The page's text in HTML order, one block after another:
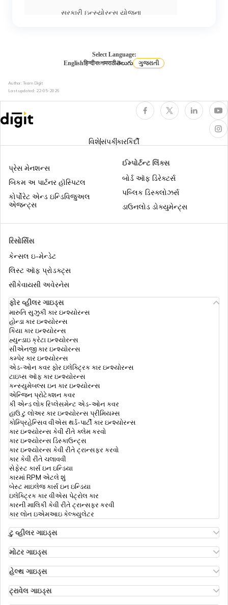
સરકારી ઇન્સ્યોરન્સ યોજના
ધુમ્રપાન કરનારાઓ માટે હેલ્થ ઈન્શ્યુરન્સ
હેલ્થ ઇન્શ્યુરન્સ
સિનિયર સિટિઝન માટે સુપર ટોપ-અપ હેલ્થ
ઈન્સ્યોરન્સ
મેડિક્લેઈમ vs હેલ્થ ઇન્શ્યુરન્સ
કોમ્પ્રીહેન્સીવ હેલ્થ ઈન્શ્યુરન્સ
યોગ્ય સમ ઈન્સુરેડ કેવી રીતે પસંદ કરવી
હેલ્થ ઇન્સ્યોરન્સ પ્રીમિયમ કેલ્ક્યુલેટર
ઇનપેશન્ટ vs આઉટપેશન્ટ
રેટોરિમેન્ટ લોકો માટે હેલ્થ ઇન્સ્યોરન્સના
લોન્ગ ટર્મ હેલ્થ ઈન્શ્યુરન્સ
હેલ્થ ઈન્સ્યુરન્સમાં પ્રી અને પોસ્ટ
હોસ્પિટલાઈઝેશન
ડેન્ટલ હેલ્થ ઇન્સ્યોરન્સ
Select Language:
Englishहिन्दीবাংলাमराठीతెలుగు ગુજરાતી
Author: Team Digit
Last updated: 22-05-2026
વિશેસંપર્કકારકિર્દી
રિસોર્સિસ
કેન્સલ ઇ-મેન્ડેટ
લિસ્ટ ઑફ પ્રોડક્ટ્સ
સીકેવાયસી અવેરનેસ
પ્રેસ મેનશન્સ
બિકમ અ પાર્ટનર હૉસ્પિટલ
કોર્પોરેટ એન્ડ ઇન્ડિવિજુઅલ
એજન્ટ્સ
ઈમ્પોર્ટન્ટ લિંક્સ
બોર્ડ ઑફ ડિરેક્ટર્સ
પબ્લિક ડિસ્ક્લોઝર્સ
ડાઉનલોડ ડોક્યુમેન્ટ્સ
ફોર વ્હીલર ગાઇડ્સ
મારુતિ સુઝુકી કાર ઇન્શ્યોરન્સ
હોન્ડા કાર ઇન્શ્યોરન્સ
કિયા કાર ઇન્શ્યોરન્સ
હ્યુન્ડાઇ ક્રેટા ઇન્શ્યોરન્સ
સીએનજી કાર ઇન્શ્યોરન્સ
કમ્પેર કાર ઇન્શ્યોરન્સ
એડ-ઓન કવર ફોર ઇલેક્ટ્રિક કાર ઇન્શ્યોરન્સ
ટાઇપ્સ ઑફ કાર ઇન્શ્યોરન્સ
કન્સ્યુમેબલ્સ ઇન કાર ઇન્શ્યોરન્સ
એન્જિન પ્રોટેક્શન કવર
કી એન્ડ લોક રિપ્લેસમેન્ટ એડ-ઓન કવર
હાઉ ટુ લોઅર કાર ઇન્શ્યોરન્સ પ્રીમિયમ્સ
કોમ્પ્રિહેન્સિવ વીએસ થર્ડ-પાર્ટી કાર ઇન્શ્યોરન્સ
કાર ઇન્શ્યોરન્સ કેવી રીતે ક્લેમ કરવો
કાર ઇન્શ્યોરન્સ ડિસ્કાઉન્ટ્સ
કાર ઇન્શ્યોરન્સ કેવી રીતે ટ્રાન્સફર કરવો
કાર કેવી રીતે ચલાવવી
સેફેસ્ટ કાર્સ ઇન ઇન્ડિયા
કારમાં RPM એટલે શું
બેસ્ટ માઇલેજ કાર્સ ઇન ઇન્ડિયા
ઇલેક્ટ્રિક કાર વીએસ પેટ્રોલ કાર
કારની માલિકી કેવી રીતે ટ્રાન્સફર કરવી
કાર લોન ઇએમઆઇ કેલ્ક્યુલેટર
ટુ વ્હીલર ગાઇડ્સ
એથર એનર્જી બાઇક ઇન્શ્યોરન્સ
હીરો એચએફ ડિલક્સ ઇન્શ્યોરન્સ
રોયલ એનફિલ્ડ ક્લાસિક ઇન્શ્યોરન્સ
હોન્ડા બાઇક ઇન્શ્યોરન્સ
બાઇક ઇન્શ્યોરન્સ રિન્યુઅલ
મોટર ગાઇડ્સ
ટાઇપ્સ ઑફ મોટર ઇન્શ્યોરન્સ
રોડસાઇડ અસિસ્ટન્સ કવર
પી.એ. કવર ઇન મોટર ઇન્શ્યોરન્સ
હેલ્થ ગાઇડ્સ
હેલ્થ ઇન્શ્યોરન્સ ફોર એનઆરઆઈ પેરેન્ટ્સ
ટ્રાવેલ ગાઇડ્સ